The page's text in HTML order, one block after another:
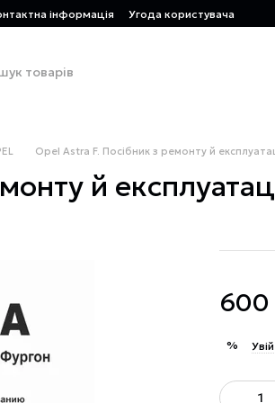
інформація Угода користувача
Opel Astra F. Посібник з ремонту й
й
600
%